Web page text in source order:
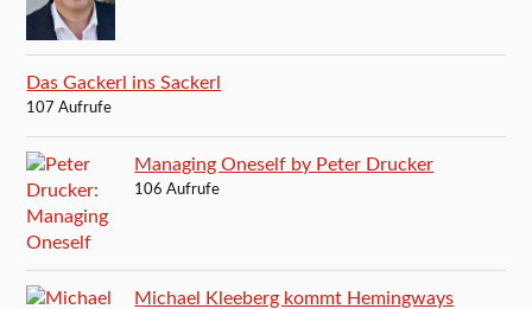
Das Gackerl ins Sackerl
107 Aufrufe
Managing Oneself by Peter Drucker
106 Aufrufe
Michael Kleeberg kommt Hemingways